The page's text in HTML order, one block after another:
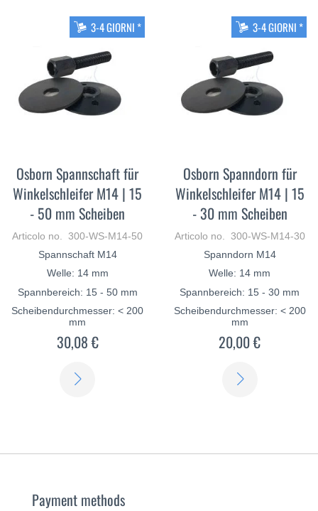
3-4 GIORNI *
Osborn Spannschaft für
Winkelschleifer M14 | 15
- 50 mm Scheiben
Articolo no. 300-WS-M14-50
Spannschaft M14
Welle: 14 mm
Spannbereich: 15 - 50 mm
Scheibendurchmesser: < 200
mm
30,08 €
3-4 GIORNI *
Osborn Spanndorn für
Winkelschleifer M14 | 15
- 30 mm Scheiben
Articolo no. 300-WS-M14-30
Spanndorn M14
Welle: 14 mm
Spannbereich: 15 - 30 mm
Scheibendurchmesser: < 200
mm
20,00 €
Payment methods